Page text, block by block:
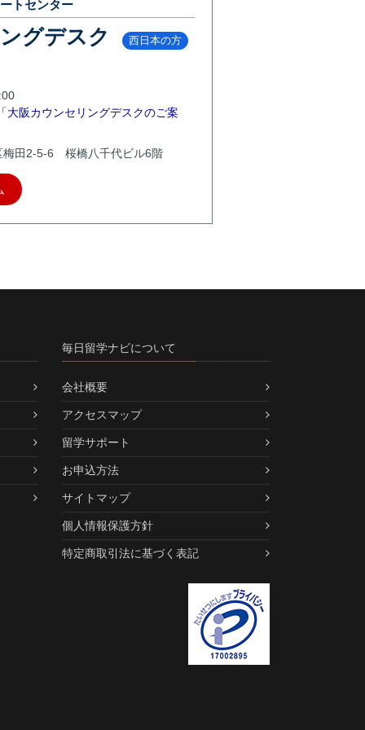
トセンター
グデスク 西日本の方
「大阪カウンセリングデスクのご案
梅田2-5-6 桜橋八千代ビル6階
毎日留学ナビについて
会社概要
アクセスマップ
留学サポート
お申込方法
サイトマップ
個人情報保護方針
特定商取引法に基づく表記